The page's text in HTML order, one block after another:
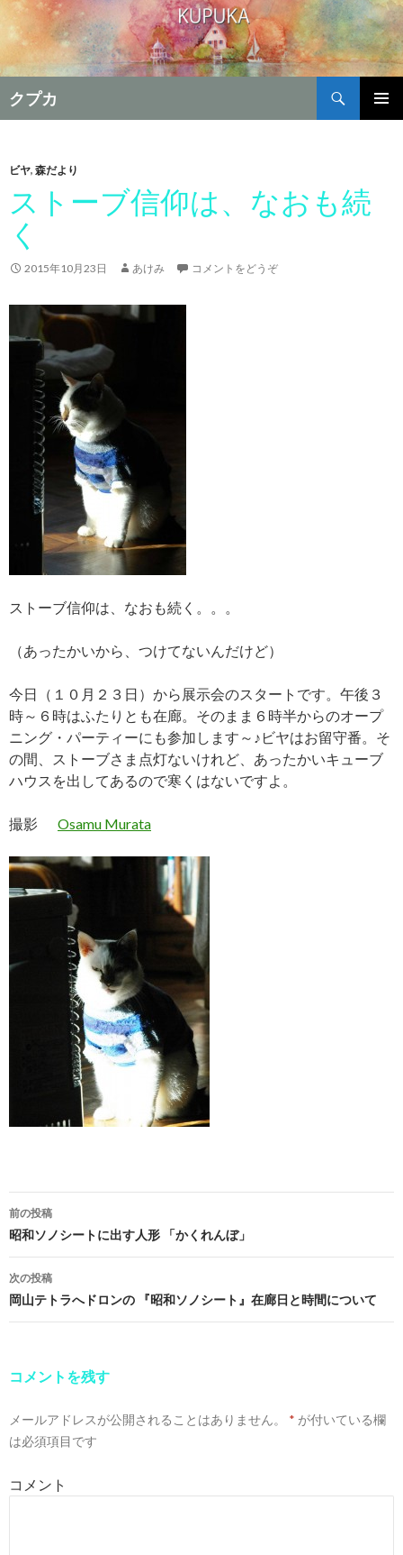
クプカ
索
ン
へ
移
動
ビヤ, 森だより
ストーブ信仰は、なおも続
く
2015年10月23日 あけみ コメントをどうぞ
ストーブ信仰は、なおも続く。。。
（あったかいから、つけてないんだけど）
今日（１０月２３日）から展示会のスタートです。午後３
時～６時はふたりとも在廊。そのまま６時半からのオープ
ニング・パーティーにも参加します～♪ビヤはお留守番。そ
の間、ストーブさま点灯ないけれど、あったかいキューブ
ハウスを出してあるので寒くはないですよ。
撮影 Osamu Murata
投
稿
ナ
ゲ
シ
ン
前の投稿
昭和ソノシートに出す人形 「かくれんぼ」
次の投稿
岡山テトラへドロンの 『昭和ソノシート』在廊日と時間について
コメントを残す
メールアドレスが公開されることはありません。 * が付いている欄
は必須項目です
コメント